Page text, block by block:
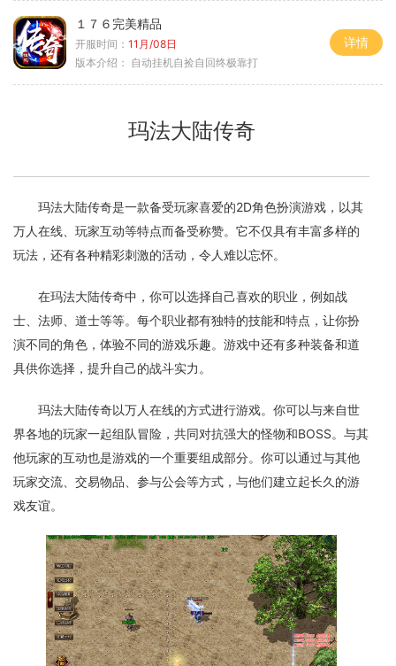
１７６完美精品
开服时间： 11月/08日
版本介绍： 自动挂机自捡自回终极靠打
详情
玛法大陆传奇
玛法大陆传奇是一款备受玩家喜爱的2D角色扮演游戏，以其
万人在线、玩家互动等特点而备受称赞。它不仅具有丰富多样的
玩法，还有各种精彩刺激的活动，令人难以忘怀。
在玛法大陆传奇中，你可以选择自己喜欢的职业，例如战
士、法师、道士等等。每个职业都有独特的技能和特点，让你扮
演不同的角色，体验不同的游戏乐趣。游戏中还有多种装备和道
具供你选择，提升自己的战斗实力。
玛法大陆传奇以万人在线的方式进行游戏。你可以与来自世
界各地的玩家一起组队冒险，共同对抗强大的怪物和BOSS。与其
他玩家的互动也是游戏的一个重要组成部分。你可以通过与其他
玩家交流、交易物品、参与公会等方式，与他们建立起长久的游
戏友谊。